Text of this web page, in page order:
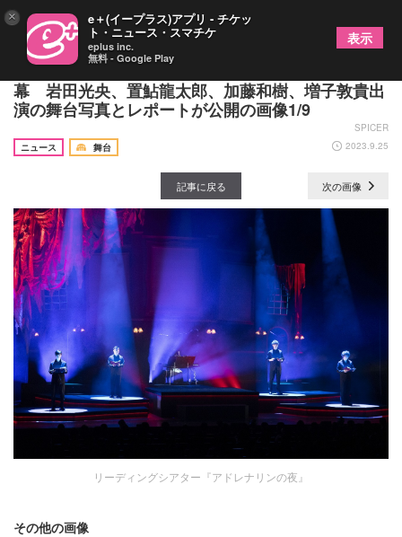
リーディングシアター『アドレナリンの夜』が開
幕 岩田光央、置鮎龍太郎、加藤和樹、増子敦貴出
演の舞台写真とレポートが公開の画像1/9
SPICER
ニュース
舞台 2023.9.25
記事に戻る 次の画像
リーディングシアター『アドレナリンの夜』
その他の画像
× e＋(イープラス)アプリ - チケッ
ト・ニュース・スマチケ
eplus inc.
無料 - Google Play
表示